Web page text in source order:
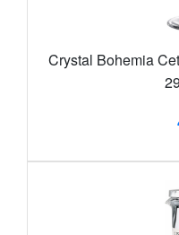
Crystal Bohemia